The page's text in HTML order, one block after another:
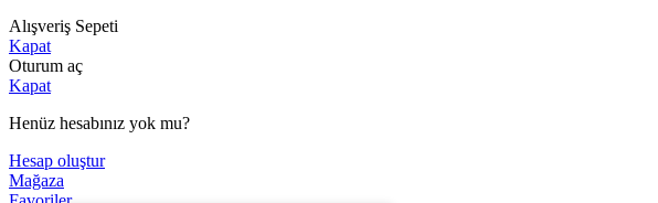
Alışveriş Sepeti
Kapat
Oturum aç
Kapat
Henüz hesabınız yok mu?
Hesap oluştur
Mağaza